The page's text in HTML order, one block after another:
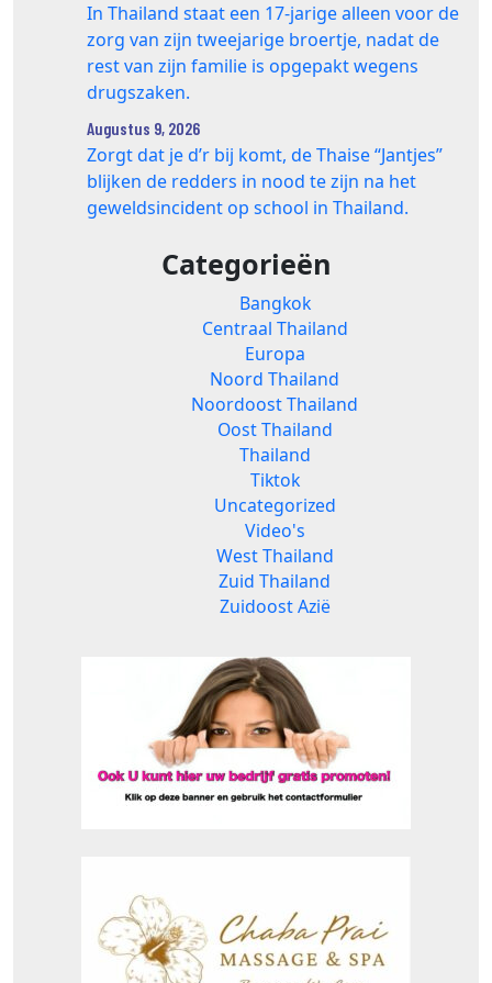
In Thailand staat een 17‑jarige alleen voor de
zorg van zijn tweejarige broertje, nadat de
rest van zijn familie is opgepakt wegens
drugszaken.
Augustus 9, 2026
Zorgt dat je d’r bij komt, de Thaise “Jantjes”
blijken de redders in nood te zijn na het
geweldsincident op school in Thailand.
Categorieën
Bangkok
Centraal Thailand
Europa
Noord Thailand
Noordoost Thailand
Oost Thailand
Thailand
Tiktok
Uncategorized
Video's
West Thailand
Zuid Thailand
Zuidoost Azië